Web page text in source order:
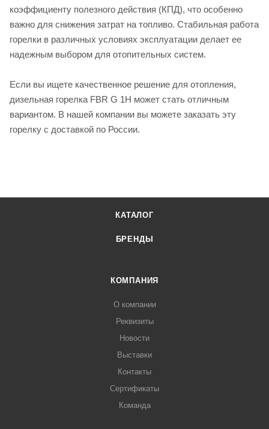
коэффициенту полезного действия (КПД), что особенно
важно для снижения затрат на топливо. Стабильная работа
горелки в различных условиях эксплуатации делает ее
надежным выбором для отопительных систем.
Если вы ищете качественное решение для отопления,
дизельная горелка FBR G 1H может стать отличным
вариантом. В нашей компании вы можете заказать эту
горелку с доставкой по России.
КАТАЛОГ
БРЕНДЫ
КОМПАНИЯ
О компании
Реквизиты
Новости
Выставки
Контакты
Сертификаты
Команда